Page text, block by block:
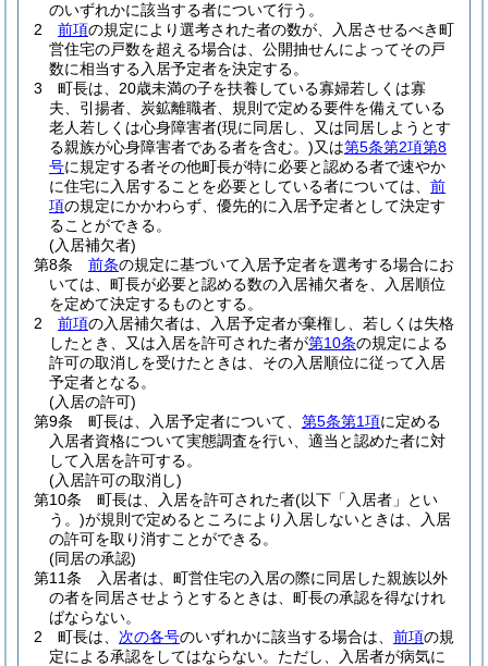
のいずれかに該当する者について行う。
2
前項の規定により選考された者の数が、入居させるべき町
営住宅の戸数を超える場合は、公開抽せんによってその戸
数に相当する入居予定者を決定する。
3
町長は、20歳未満の子を扶養している寡婦若しくは寡
夫、引揚者、炭鉱離職者、規則で定める要件を備えている
老人若しくは心身障害者(現に同居し、又は同居しようとす
る親族が心身障害者である者を含む。)又は第5条第2項第8
号に規定する者その他町長が特に必要と認める者で速やか
に住宅に入居することを必要としている者については、 前
項の規定にかかわらず、優先的に入居予定者として決定す
ることができる。
(入居補欠者)
第8条
前条の規定に基づいて入居予定者を選考する場合にお
いては、町長が必要と認める数の入居補欠者を、入居順位
を定めて決定するものとする。
2
前項の入居補欠者は、入居予定者が棄権し、若しくは失格
したとき、又は入居を許可された者が第10条の規定による
許可の取消しを受けたときは、その入居順位に従って入居
予定者となる。
(入居の許可)
第9条
町長は、入居予定者について、 第5条第1項に定める
入居者資格について実態調査を行い、適当と認めた者に対
して入居を許可する。
(入居許可の取消し)
第10条
町長は、入居を許可された者(以下「入居者」とい
う。)が規則で定めるところにより入居しないときは、入居
の許可を取り消すことができる。
(同居の承認)
第11条
入居者は、町営住宅の入居の際に同居した親族以外
の者を同居させようとするときは、町長の承認を得なけれ
ばならない。
2
町長は、 次の各号のいずれかに該当する場合は、 前項の規
定による承認をしてはならない。 ただし、入居者が病気に